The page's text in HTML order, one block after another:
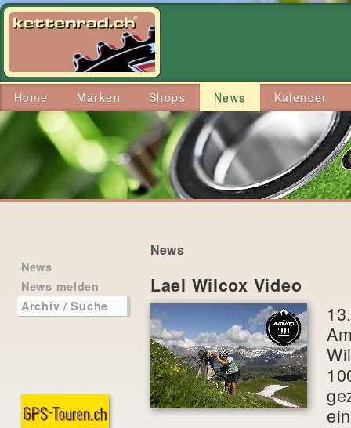
Home Marken Shops News Kalender
News
News melden
Archiv / Suche
News
Lael Wilcox Video